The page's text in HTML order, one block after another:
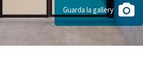
Guarda la gallery